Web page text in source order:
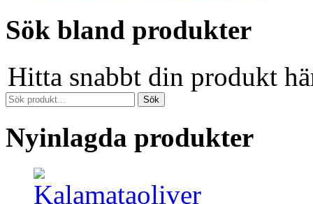
Sök bland produkter
Hitta snabbt din produkt
Nyinlagda produkter